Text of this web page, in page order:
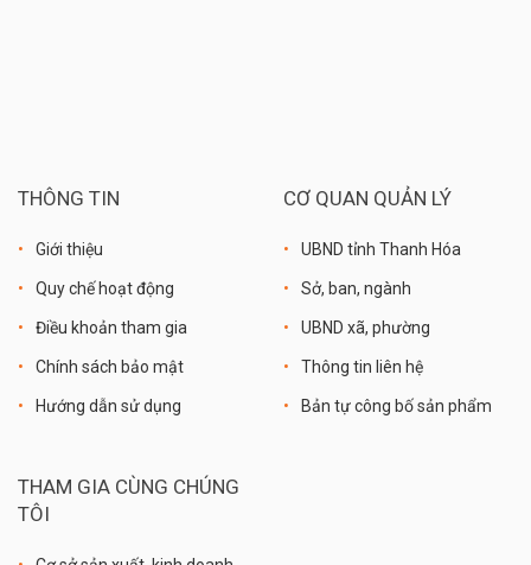
THÔNG TIN
Giới thiệu
Quy chế hoạt động
Điều khoản tham gia
Chính sách bảo mật
Hướng dẫn sử dụng
CƠ QUAN QUẢN LÝ
UBND tỉnh Thanh Hóa
Sở, ban, ngành
UBND xã, phường
Thông tin liên hệ
Bản tự công bố sản phẩm
THAM GIA CÙNG CHÚNG
TÔI